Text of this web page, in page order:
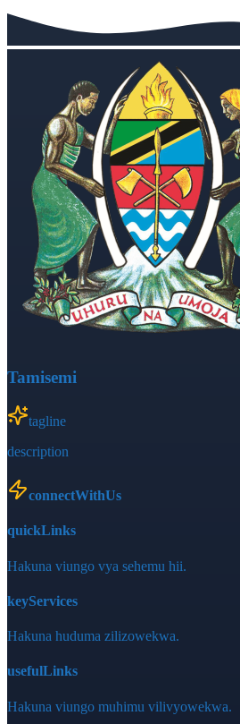
Tamisemi
tagline
description
connectWithUs
quickLinks
Hakuna viungo vya sehemu hii.
keyServices
Hakuna huduma zilizowekwa.
usefulLinks
Hakuna viungo muhimu vilivyowekwa.